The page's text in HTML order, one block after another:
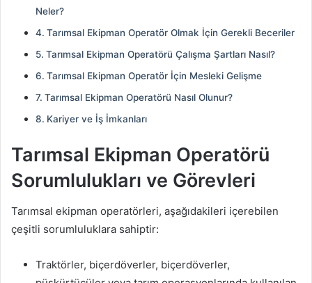
Neler?
Tarımsal Ekipman Operatör Olmak İçin Gerekli Beceriler
Tarımsal Ekipman Operatörü Çalışma Şartları Nasıl?
Tarımsal Ekipman Operatör İçin Mesleki Gelişme
Tarımsal Ekipman Operatörü Nasıl Olunur?
Kariyer ve İş İmkanları
Tarımsal Ekipman Operatörü
Sorumlulukları ve Görevleri
Tarımsal ekipman operatörleri, aşağıdakileri içerebilen
çeşitli sorumluluklara sahiptir:
Traktörler, biçerdöverler, biçerdöverler,